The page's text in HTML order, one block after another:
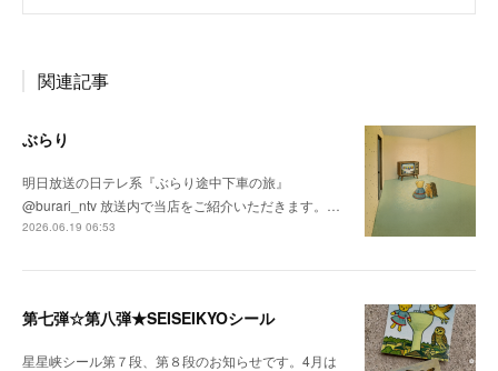
関連記事
ぶらり
明日放送の日テレ系『ぶらり途中下車の旅』
@burari_ntv 放送内で当店をご紹介いただきます。…
2026.06.19 06:53
第七弾☆第八弾★SEISEIKYOシール
星星峡シール第７段、第８段のお知らせです。4月は